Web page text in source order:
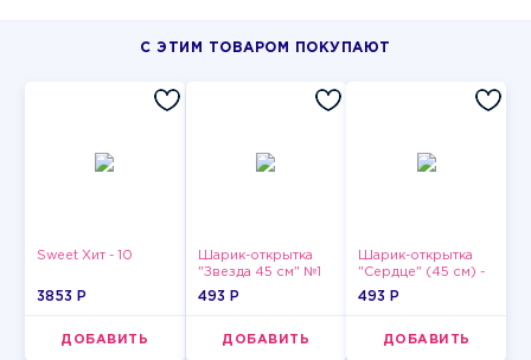
С ЭТИМ ТОВАРОМ ПОКУПАЮТ
Sweet Хит - 10
3853 P
ДОБАВИТЬ
Шарик-открытка
"Звезда 45 см" №1
493 P
ДОБАВИТЬ
Шарик-открытка
"Сердце" (45 см) -
2
493 P
ДОБАВИТЬ